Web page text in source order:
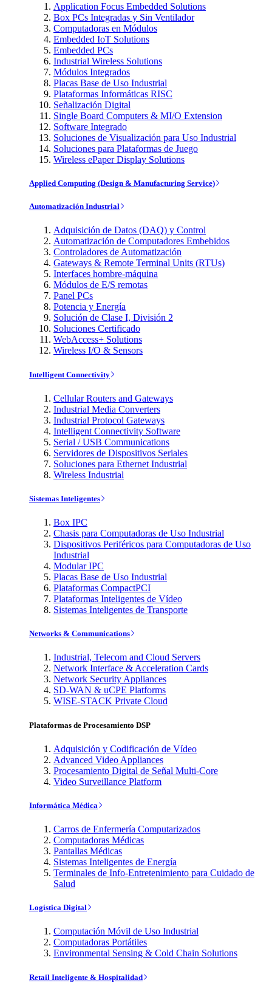
Application Focus Embedded Solutions
Box PCs Integradas y Sin Ventilador
Computadoras en Módulos
Embedded IoT Solutions
Embedded PCs
Industrial Wireless Solutions
Módulos Integrados
Placas Base de Uso Industrial
Plataformas Informáticas RISC
Señalización Digital
Single Board Computers & MI/O Extension
Software Integrado
Soluciones de Visualización para Uso Industrial
Soluciones para Plataformas de Juego
Wireless ePaper Display Solutions
Applied Computing (Design & Manufacturing Service)
Automatización Industrial
Adquisición de Datos (DAQ) y Control
Automatización de Computadores Embebidos
Controladores de Automatización
Gateways & Remote Terminal Units (RTUs)
Interfaces hombre-máquina
Módulos de E/S remotas
Panel PCs
Potencia y Energía
Solución de Clase I, División 2
Soluciones Certificado
WebAccess+ Solutions
Wireless I/O & Sensors
Intelligent Connectivity
Cellular Routers and Gateways
Industrial Media Converters
Industrial Protocol Gateways
Intelligent Connectivity Software
Serial / USB Communications
Servidores de Dispositivos Seriales
Soluciones para Ethernet Industrial
Wireless Industrial
Sistemas Inteligentes
Box IPC
Chasis para Computadoras de Uso Industrial
Dispositivos Periféricos para Computadoras de Uso
Industrial
Modular IPC
Placas Base de Uso Industrial
Plataformas CompactPCI
Plataformas Inteligentes de Vídeo
Sistemas Inteligentes de Transporte
Networks & Communications
Industrial, Telecom and Cloud Servers
Network Interface & Acceleration Cards
Network Security Appliances
SD-WAN & uCPE Platforms
WISE-STACK Private Cloud
Plataformas de Procesamiento DSP
Adquisición y Codificación de Vídeo
Advanced Video Appliances
Procesamiento Digital de Señal Multi-Core
Video Surveillance Platform
Informática Médica
Carros de Enfermería Computarizados
Computadoras Médicas
Pantallas Médicas
Sistemas Inteligentes de Energía
Terminales de Info-Entretenimiento para Cuidado de
Salud
Logística Digital
Computación Móvil de Uso Industrial
Computadoras Portátiles
Environmental Sensing & Cold Chain Solutions
Retail Inteligente & Hospitalidad